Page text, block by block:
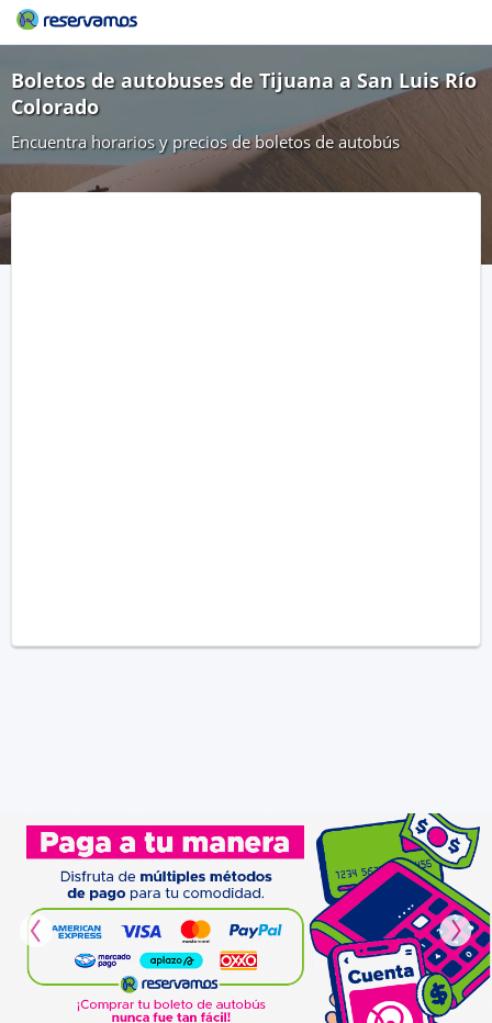
Boletos de autobuses de Tijuana a San Luis Río
Colorado
Encuentra horarios y precios de boletos de autobús